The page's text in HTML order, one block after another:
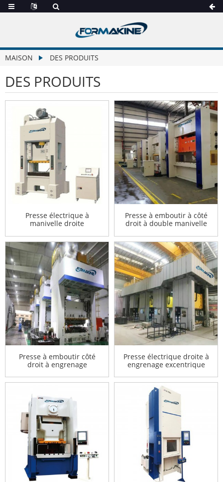
MAISON DES PRODUITS
DES PRODUITS
Presse électrique à
manivelle droite
Presse à emboutir à côté
droit à double manivelle
Presse à emboutir côté
droit à engrenage
Presse électrique droite à
engrenage excentrique